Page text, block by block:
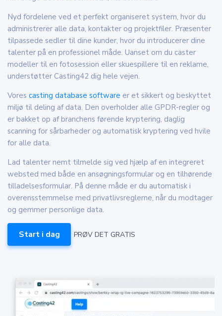
Nyd fordelene ved et perfekt organiseret system, hvor du
administrerer alle data, kontakter og projektfiler. Præsenter
tilpassede sedler til dine kunder, hvor du introducerer dine
talenter på en professionel måde. Uanset om du caster
modeller til en fotosession eller skuespillere til en reklame,
understøtter Casting42 dig hele vejen.
Vores casting database software er et sikkert og beskyttet
miljø til deling af data. Den overholder alle GPDR-regler og
er bakket op af branchens førende kryptering, daglig
scanning for sårbarheder og automatisk kryptering ved hvile
for alle data.
Lad talenter nemt tilmelde sig ved hjælp af en integreret
websted med både en ansøgningsformular og en tilhørende
tilladelsesformular. På denne måde er du automatisk i
overensstemmelse med privatlivsreglerne, når du modtager
og gemmer personlige data.
Start i dag PRØV DET GRATIS